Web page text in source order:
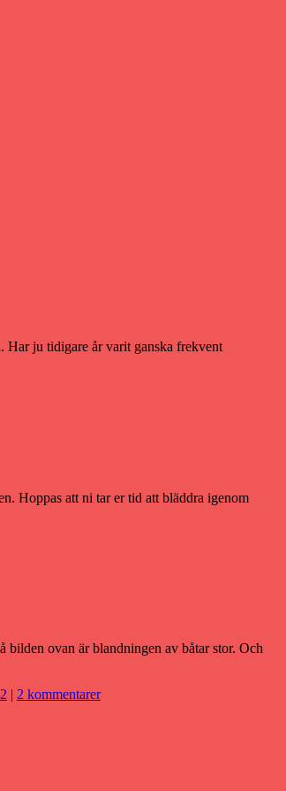
Har ju tidigare år varit ganska frekvent
Hoppas att ni tar er tid att bläddra igenom
ovan är blandningen av båtar stor. Och
| 2 kommentarer